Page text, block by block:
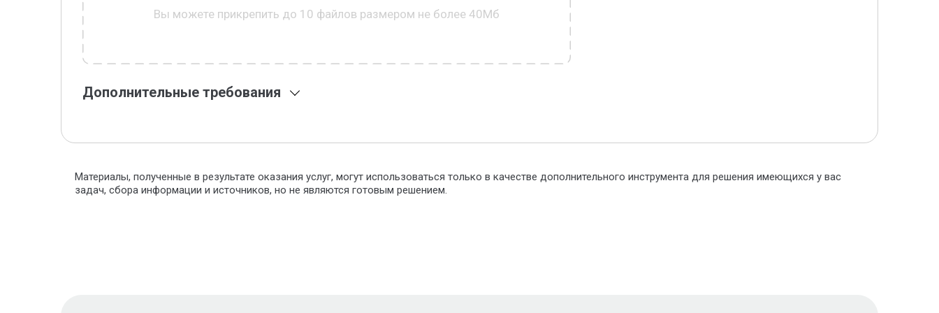
Вы можете прикрепить до 10 файлов размером не более 40Мб
Дополнительные требования
Материалы, полученные в результате оказания услуг, могут использоваться только в качестве дополнительного инструмента для решения имеющихся у вас
задач, сбора информации и источников, но не являются готовым решением.